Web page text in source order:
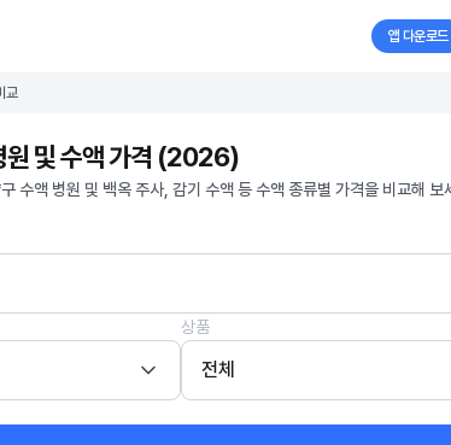
앱 다운로드
교
원 및 수액 가격 (2026)
수액 병원 및 백옥 주사, 감기 수액 등 수액 종류별 가격을 비교해 보
상품
전체